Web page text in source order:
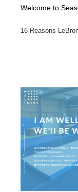
Welcome to
16 Reasons